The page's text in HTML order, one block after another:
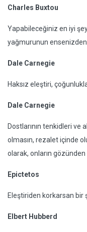
Charles Buxtou
Yapabileceğiniz en iyi
yağmurunun
Dale Carnegie
Haksız eleştiri,
Dale Carnegie
Dostlarının tenkidleri ve
olmasın, rezalet içinde
olarak, onların
Epictetos
Eleştiriden korkarsan bir
Elbert Hubberd